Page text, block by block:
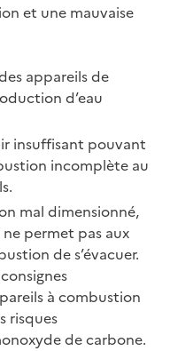
et une mauvaise
appareils de
d’eau
insuffisant pouvant
incomplète au
mal dimensionné,
permet pas aux
de s’évacuer.
à combustion
risques
de carbone.